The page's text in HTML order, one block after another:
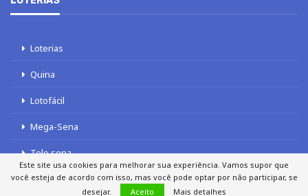
Loterias
Quina
Lotofácil
Mega-Sena
Tele sena
Este site usa cookies para melhorar sua experiência. Vamos supor que
você esteja de acordo com isso, mas você pode optar por não participar, se
desejar.
Aceito Mais detalhes